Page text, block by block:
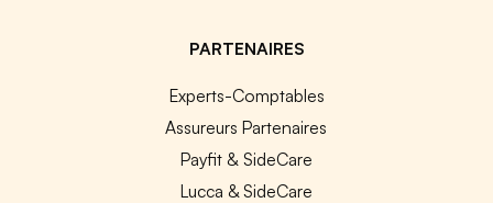
PARTENAIRES
Experts-Comptables
Assureurs Partenaires
Payfit & SideCare
Lucca & SideCare